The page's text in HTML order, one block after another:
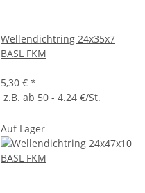
Wellendichtring 24x35x7
BASL FKM
5,30 € *
z.B. ab 50 - 4.24 €/St.
Auf Lager